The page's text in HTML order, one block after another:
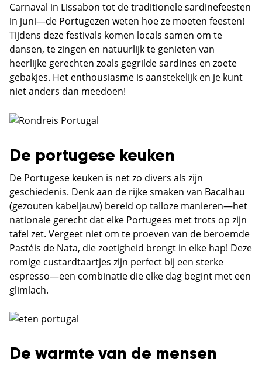
Carnaval in Lissabon tot de traditionele sardinefeesten
in juni—de Portugezen weten hoe ze moeten feesten!
Tijdens deze festivals komen locals samen om te
dansen, te zingen en natuurlijk te genieten van
heerlijke gerechten zoals gegrilde sardines en zoete
gebakjes. Het enthousiasme is aanstekelijk en je kunt
niet anders dan meedoen!
De portugese keuken
De Portugese keuken is net zo divers als zijn
geschiedenis. Denk aan de rijke smaken van Bacalhau
(gezouten kabeljauw) bereid op talloze manieren—het
nationale gerecht dat elke Portugees met trots op zijn
tafel zet. Vergeet niet om te proeven van de beroemde
Pastéis de Nata, die zoetigheid brengt in elke hap! Deze
romige custardtaartjes zijn perfect bij een sterke
espresso—een combinatie die elke dag begint met een
glimlach.
De warmte van de mensen